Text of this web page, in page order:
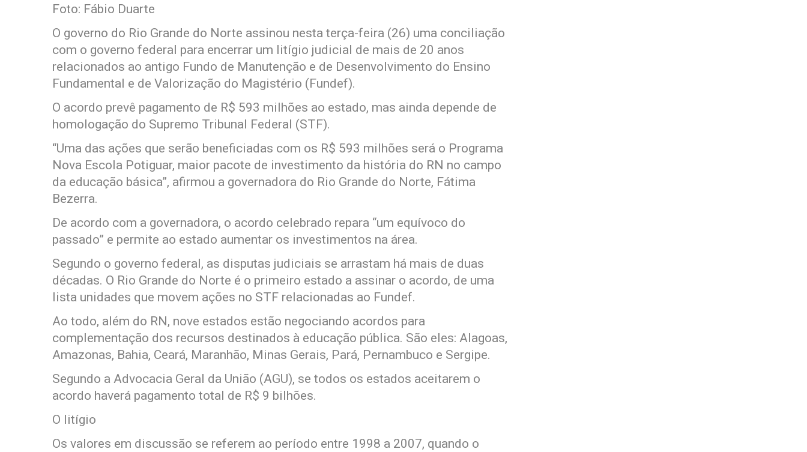
Foto: Fábio Duarte
O governo do Rio Grande do Norte assinou nesta terça-feira (26) uma conciliação
com o governo federal para encerrar um litígio judicial de mais de 20 anos
relacionados ao antigo Fundo de Manutenção e de Desenvolvimento do Ensino
Fundamental e de Valorização do Magistério (Fundef).
O acordo prevê pagamento de R$ 593 milhões ao estado, mas ainda depende de
homologação do Supremo Tribunal Federal (STF).
“Uma das ações que serão beneficiadas com os R$ 593 milhões será o Programa
Nova Escola Potiguar, maior pacote de investimento da história do RN no campo
da educação básica”, afirmou a governadora do Rio Grande do Norte, Fátima
Bezerra.
De acordo com a governadora, o acordo celebrado repara “um equívoco do
passado” e permite ao estado aumentar os investimentos na área.
Segundo o governo federal, as disputas judiciais se arrastam há mais de duas
décadas. O Rio Grande do Norte é o primeiro estado a assinar o acordo, de uma
lista unidades que movem ações no STF relacionadas ao Fundef.
Ao todo, além do RN, nove estados estão negociando acordos para
complementação dos recursos destinados à educação pública. São eles: Alagoas,
Amazonas, Bahia, Ceará, Maranhão, Minas Gerais, Pará, Pernambuco e Sergipe.
Segundo a Advocacia Geral da União (AGU), se todos os estados aceitarem o
acordo haverá pagamento total de R$ 9 bilhões.
O litígio
Os valores em discussão se referem ao período entre 1998 a 2007, quando o